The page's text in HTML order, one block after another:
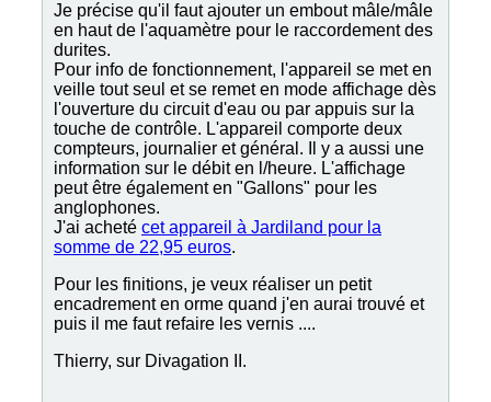
Je précise qu'il faut ajouter un embout mâle/mâle
en haut de l'aquamètre pour le raccordement des
durites.
Pour info de fonctionnement, l'appareil se met en
veille tout seul et se remet en mode affichage dès
l'ouverture du circuit d'eau ou par appuis sur la
touche de contrôle. L'appareil comporte deux
compteurs, journalier et général. Il y a aussi une
information sur le débit en l/heure. L'affichage
peut être également en "Gallons" pour les
anglophones.
J'ai acheté cet appareil à Jardiland pour la
somme de 22,95 euros.
Pour les finitions, je veux réaliser un petit
encadrement en orme quand j'en aurai trouvé et
puis il me faut refaire les vernis ....
Thierry, sur Divagation II.